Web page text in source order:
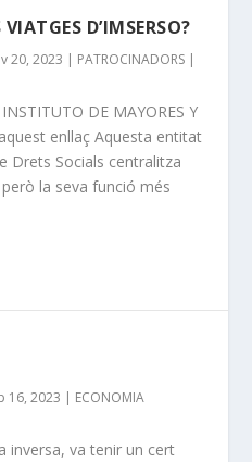
D’IMSERSO?
20, 2023 | PATROCINADORS |
DE MAYORES Y
aquest enllaç Aquesta entitat
Drets Socials centralitza
la seva funció més
16, 2023 | ECONOMIA
inversa, va tenir un cert